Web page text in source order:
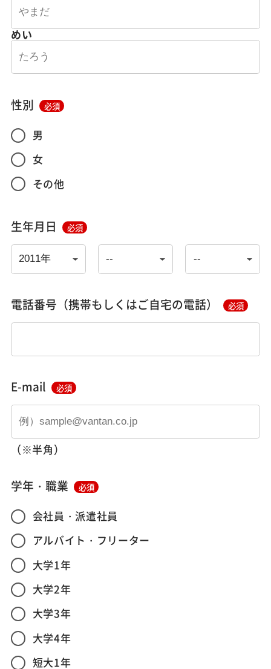
めい
性別 必須
男
女
その他
生年月日 必須
電話番号（携帯もしくはご自宅の電話） 必須
E-mail 必須
（※半角）
学年・職業 必須
会社員・派遣社員
アルバイト・フリーター
大学1年
大学2年
大学3年
大学4年
短大1年